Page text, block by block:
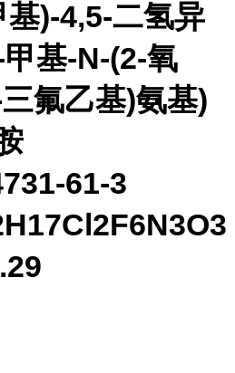
)-4,5-二氢异
基-N-(2-氧
氟乙基)氨基)
61-3